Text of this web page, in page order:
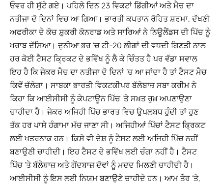
ਓਵਰ ਹੀ ਸੁੱਟੇ ਗਏ। ਪਹਿਲੇ ਦਿਨ 23 ਵਿਕਟਾਂ ਡਿੱਗੀਆਂ ਅਤੇ ਮੈਚ ਦਾ
ਨਤੀਜਾ ਦੋ ਦਿਨਾਂ ਵਿਚ ਆ ਗਿਆ। ਭਾਰਤੀ ਕਪਤਾਨ ਰੋਹਿਤ ਸ਼ਰਮਾ, ਦੱਖਣੀ
ਅਫਰੀਕਾ ਦੇ ਕੋਚ ਸ਼ੁਕਰੀ ਕੋਨਰਾਡ ਅਤੇ ਸਾਰਿਆਂ ਨੇ ਨਿਊਲੈਂਡਸ ਦੀ ਪਿੱਚ ਨੂੰ
ਖਰਾਬ ਦੱਸਿਆ। ਦੁਨੀਆ ਭਰ ’ਚ ਟੀ-20 ਲੀਗਾਂ ਦੀ ਵਧਦੀ ਗਿਣਤੀ ਨਾਲ
ਹਰ ਕੋਈ ਟੈਸਟ ਕ੍ਰਿਕਟ ਦੇ ਭਵਿੱਖ ਨੂੰ ਲੈ ਕੇ ਚਿੰਤਤ ਹੈ ਪਰ ਵੱਡਾ ਸਵਾਲ
ਇਹ ਹੈ ਕਿ ਜੇਕਰ ਮੈਚ ਦਾ ਨਤੀਜਾ ਦੋ ਦਿਨਾਂ ’ਚ ਆ ਜਾਂਦਾ ਹੈ ਤਾਂ ਟੈਸਟ ਮੈਚ
ਕਿਵੇਂ ਚੱਲੇਗਾ। ਸਾਬਕਾ ਭਾਰਤੀ ਵਿਕਟਕੀਪਰ ਬੱਲੇਬਾਜ਼ ਸਬਾ ਕਰੀਮ ਨੇ
ਕਿਹਾ ਕਿ ਆਈਸੀਸੀ ਨੂੰ ਕੇਪਟਾਊਨ ਪਿੱਚ ’ਤੇ ਸਖ਼ਤ ਰੁਖ਼ ਅਪਣਾਉਣਾ
ਚਾਹੀਦਾ ਹੈ। ਜੇਕਰ ਅਜਿਹੀ ਪਿੱਚ ਭਾਰਤ ਵਿਚ ਉਪਲਬਧ ਹੁੰਦੀ ਤਾਂ ਹੁਣ
ਤੱਕ ਹਰ ਪਾਸੇ ਹੰਗਾਮਾ ਮੱਚ ਜਾਣਾ ਸੀ। ਅਜਿਹੀਆਂ ਪਿੱਚਾਂ ਟੈਸਟ ਕ੍ਰਿਕਟ
ਲਈ ਖਤਰਨਾਕ ਹਨ। ਕਿਸੇ ਵੀ ਦੇਸ਼ ਨੂੰ ਟੈਸਟ ਲਈ ਅਜਿਹੀ ਪਿੱਚ ਨਹੀਂ
ਬਣਾਉਣੀ ਚਾਹੀਦੀ। ਇਹ ਟੈਸਟ ਦੇ ਭਵਿੱਖ ਲਈ ਚੰਗਾ ਨਹੀਂ ਹੈ। ਟੈਸਟ
ਪਿੱਚ ’ਤੇ ਬੱਲੇਬਾਜ਼ ਅਤੇ ਗੇਂਦਬਾਜ਼ ਦੋਵਾਂ ਨੂੰ ਮਦਦ ਮਿਲਣੀ ਚਾਹੀਦੀ ਹੈ।
ਆਈਸੀਸੀ ਨੂੰ ਇਸ ਲਈ ਨਿਯਮ ਬਣਾਉਣੇ ਚਾਹੀਦੇ ਹਨ। ਆਮ ਤੌਰ ’ਤੇ,